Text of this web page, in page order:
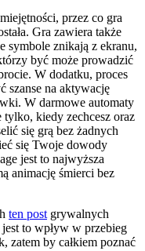
przez co gra
Gra zawiera także
symbole znikają z ekranu,
być może prowadzić
W dodatku, proces
szanse na aktywację
W darmowe automaty
kiedy zechcesz oraz
się grą bez żadnych
się Twoje dowody
jest to najwyższa
animację śmierci bez
ten post grywalnych
to wpływ w przebieg
zatem by całkiem poznać